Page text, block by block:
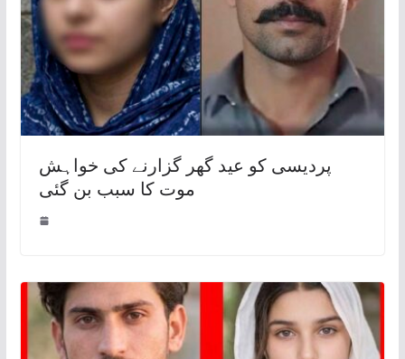
پردیسی کو عید گھر گزارنے کی خواہش
موت کا سبب بن گئی